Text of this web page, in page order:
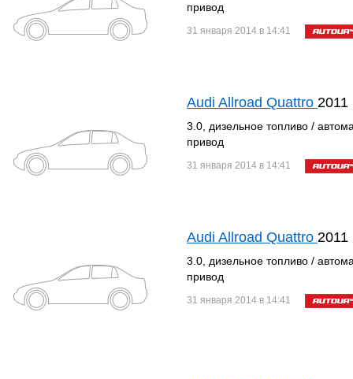
привод
31 января 2014 в 14:41
Audi Allroad Quattro 2011
3.0, дизельное топливо /
привод
31 января 2014 в 14:41
Audi Allroad Quattro 2011
3.0, дизельное топливо /
привод
31 января 2014 в 14:41